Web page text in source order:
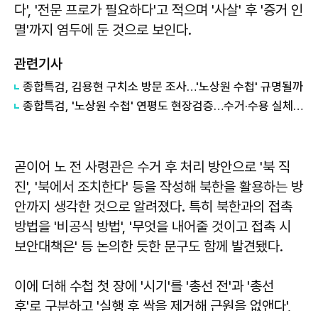
다', '전문 프로가 필요하다'고 적으며 '사살' 후 '증거 인
멸'까지 염두에 둔 것으로 보인다.
관련기사
종합특검, 김용현 구치소 방문 조사…'노상원 수첩' 규명될까
종합특검, '노상원 수첩' 연평도 현장검증…수거·수용 실체 추적
곧이어 노 전 사령관은 수거 후 처리 방안으로 '북 직
진', '북에서 조치한다' 등을 작성해 북한을 활용하는 방
안까지 생각한 것으로 알려졌다. 특히 북한과의 접촉
방법을 '비공식 방법', '무엇을 내어줄 것이고 접촉 시
보안대책은' 등 논의한 듯한 문구도 함께 발견됐다.
이에 더해 수첩 첫 장에 '시기'를 '총선 전'과 '총선
후'로 구분하고 '실행 후 싹을 제거해 근원을 없앤다',